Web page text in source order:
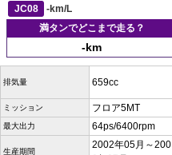
JC08
-km/L
満タンでどこまで走る？
-km
排気量 659cc
ミッション フロア5MT
最大出力 64ps/6400rpm
生産期間
2002年05月～200